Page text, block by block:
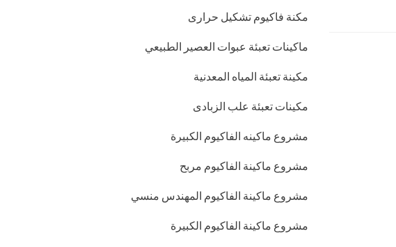
مكنة فاكيوم تشكيل حرارى
ماكينات تعبئة عبوات العصير الطبيعي
مكينة تعبئة المياه المعدنية
مكينات تعبئة علب الزبادى
مشروع ماكينه الفاكيوم الكبيرة
مشروع ماكينة الفاكيوم مربح
مشروع ماكينة الفاكيوم المهندس منسي
مشروع ماكينة الفاكيوم الكبيرة